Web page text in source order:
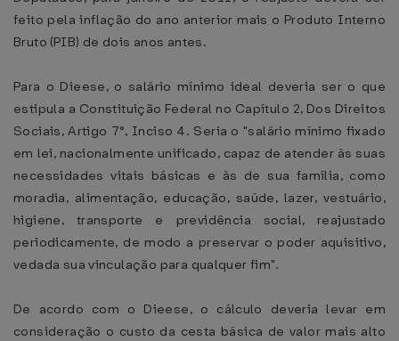
feito pela inflação do ano anterior mais o Produto Interno
Bruto (PIB) de dois anos antes.
Para o Dieese, o salário mínimo ideal deveria ser o que
estipula a Constituição Federal no Capítulo 2, Dos Direitos
Sociais, Artigo 7°, Inciso 4. Seria o "salário mínimo fixado
em lei, nacionalmente unificado, capaz de atender às suas
necessidades vitais básicas e às de sua família, como
moradia, alimentação, educação, saúde, lazer, vestuário,
higiene, transporte e previdência social, reajustado
periodicamente, de modo a preservar o poder aquisitivo,
vedada sua vinculação para qualquer fim".
De acordo com o Dieese, o cálculo deveria levar em
consideração o custo da cesta básica de valor mais alto